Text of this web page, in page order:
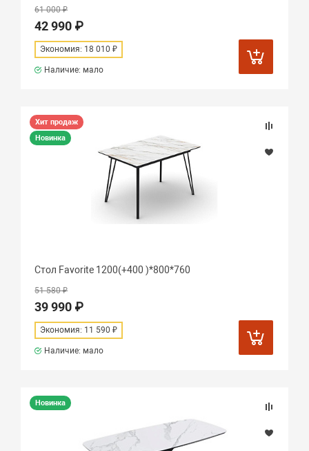
61 000 ₽
42 990 ₽
Экономия: 18 010 ₽
Наличие: мало
Хит продаж
Новинка
Стол Favorite 1200(+400 )*800*760
51 580 ₽
39 990 ₽
Экономия: 11 590 ₽
Наличие: мало
Новинка